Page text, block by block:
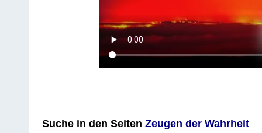
Suche in den Seiten Zeugen der Wahrheit